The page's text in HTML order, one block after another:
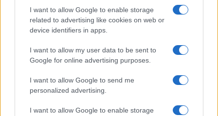
I want to allow Google to enable storage
related to advertising like cookies on web or
device identifiers in apps.
I want to allow my user data to be sent to
Google for online advertising purposes.
I want to allow Google to send me
personalized advertising.
I want to allow Google to enable storage
NECROLOGIE
Mario Malu